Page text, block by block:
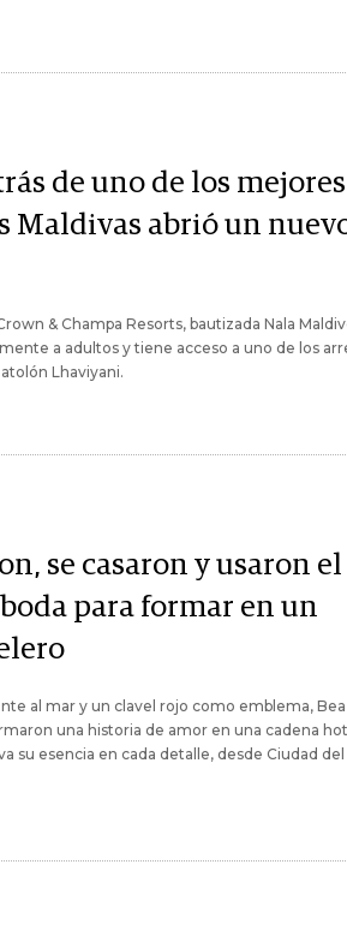
de uno de los mejores
Maldivas abrió un
& Champa Resorts, bautizada Nala
a adultos y tiene acceso a uno de los
Lhaviyani.
se casaron y usaron el
para formar en un
al mar y un clavel rojo como emblema,
una historia de amor en una cadena
su esencia en cada detalle, desde Ciudad del